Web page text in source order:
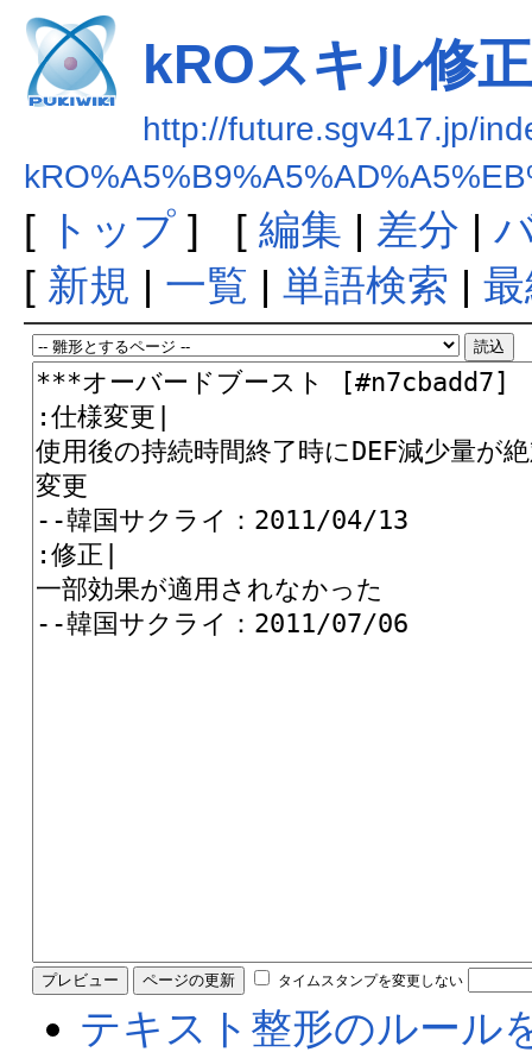
kROスキル修
http://future.sgv417.jp/
[ トップ] [ 編集 | 差分 |
[ 新規 | 一覧 | 単語検索 |
タイムスタンプを変更しない
テキスト整形のルール